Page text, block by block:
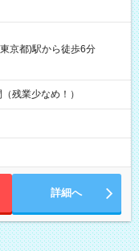
京都)駅から徒歩6分
残業少なめ！）
詳細へ